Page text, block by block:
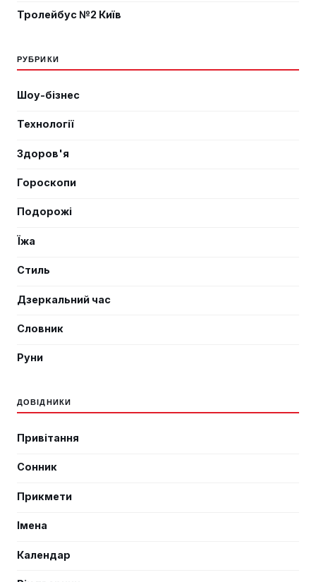
Тролейбус №2 Київ
РУБРИКИ
Шоу-бізнес
Технології
Здоров'я
Гороскопи
Подорожі
Їжа
Стиль
Дзеркальний час
Словник
Руни
ДОВІДНИКИ
Привітання
Сонник
Прикмети
Імена
Календар